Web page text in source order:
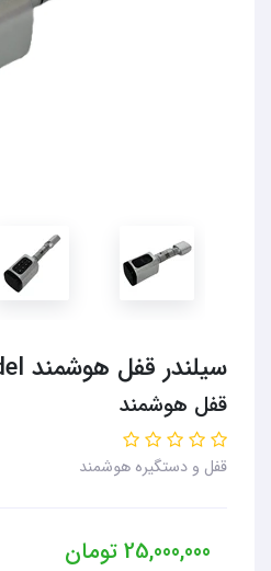
سیلندر قفل هوشمند edel مدل دامو
قفل هوشمند
قفل و دستگیره هوشمند
25,000,000تومان